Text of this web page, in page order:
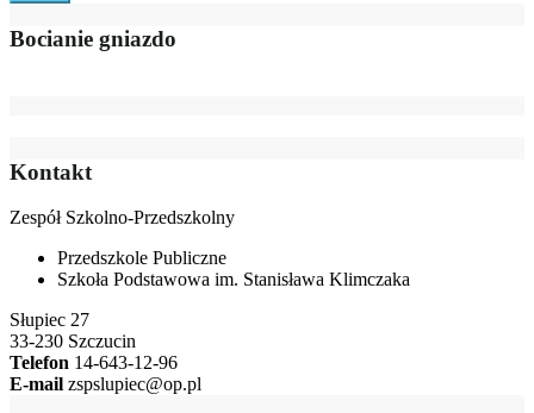
Bocianie gniazdo
Kontakt
Zespół Szkolno-Przedszkolny
Przedszkole Publiczne
Szkoła Podstawowa im. Stanisława Klimczaka
Słupiec 27
33-230 Szczucin
Telefon 14-643-12-96
E-mail zspslupiec@op.pl